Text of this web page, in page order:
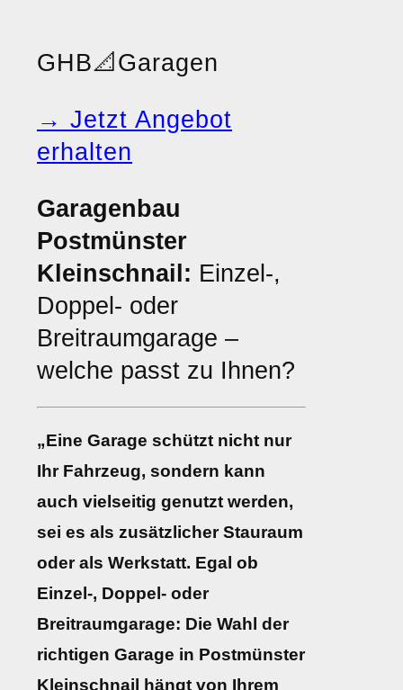
GHB📐 Garagen
→ Jetzt Angebot
erhalten
Garagenbau
Postmünster
Kleinschnail: Einzel-,
Doppel- oder
Breitraumgarage –
welche passt zu Ihnen?
„Eine Garage schützt nicht nur
Ihr Fahrzeug, sondern kann
auch vielseitig genutzt werden,
sei es als zusätzlicher Stauraum
oder als Werkstatt. Egal ob
Einzel-, Doppel- oder
Breitraumgarage: Die Wahl der
richtigen Garage in Postmünster
Kleinschnail hängt von Ihrem